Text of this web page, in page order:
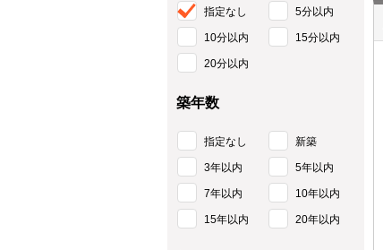
指定なし 5分以内
10分以内 15分以内
20分以内
築年数
指定なし 新築
3年以内 5年以内
7年以内 10年以内
15年以内 20年以内